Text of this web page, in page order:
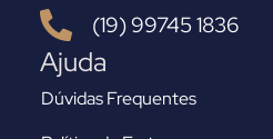
(19) 99745 1836
Ajuda
Dúvidas Frequentes